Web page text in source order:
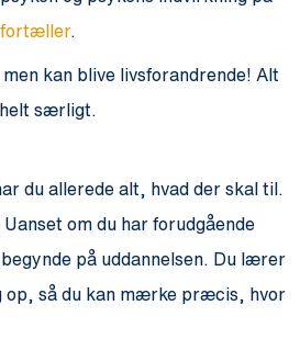
fortæller.
kan blive livsforandrende! Alt
særligt.
du allerede alt, hvad der skal til.
om du har forudgående
på uddannelsen. Du lærer
op, så du kan mærke præcis, hvor